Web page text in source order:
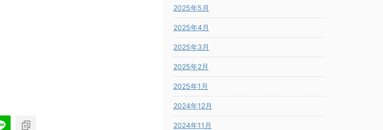
2025年5月
2025年4月
2025年3月
2025年2月
2025年1月
2024年12月
2024年11月